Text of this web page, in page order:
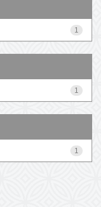
1
1
1